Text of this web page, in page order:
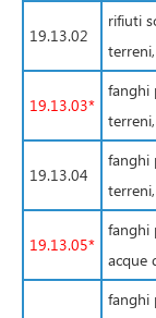
19.13.02
rifiuti
19.13.03*
fanghi
19.13.04
fanghi
19.13.05*
fanghi
acque
fanghi